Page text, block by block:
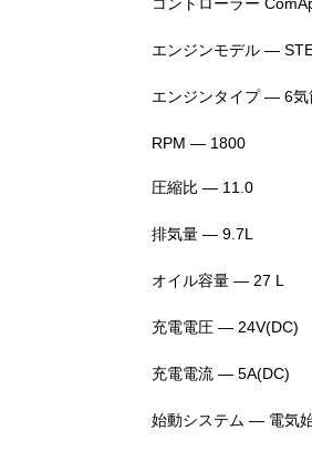
エンジンモデル —
エンジンタイプ — 6気
RPM — 1800
圧縮比 — 11.0
排気量 — 9.7L
オイル容量 — 27 L
充電電圧 — 24V(DC)
充電電流 — 5A(DC)
始動システム — 電気